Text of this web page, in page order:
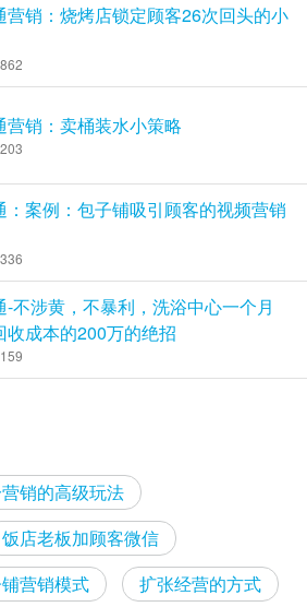
营销：烧烤店锁定顾客26次回头的小
营销：卖桶装水小策略
：案例：包子铺吸引顾客的视频营销
-不涉黄，不暴利，洗浴中心一个月
收成本的200万的绝招
销的高级玩法
饭店老板加顾客微信
营销模式
扩张经营的方式